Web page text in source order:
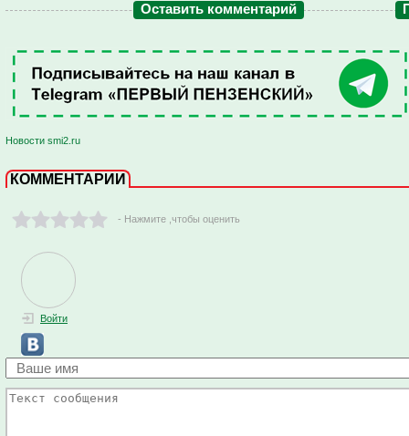
Оставить комментарий
Новости smi2.ru
КОММЕНТАРИИ
- Нажмите ,чтобы оценить
Войти